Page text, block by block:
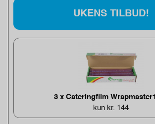
UKENS TILBUD!
3 x Cateringfilm
kun kr. 144